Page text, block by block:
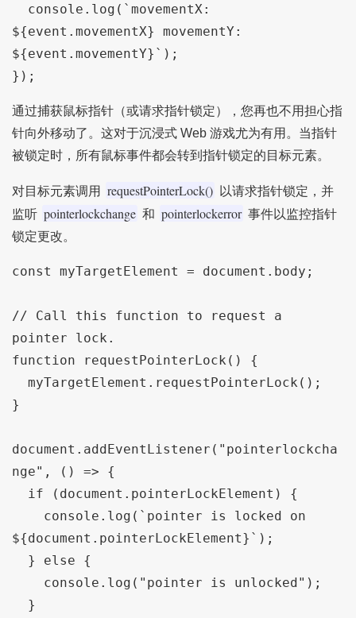
console . log (` movementX :
${event . movementX} movementY :
${event . movementY}`);
});
通过捕获鼠标指针（或请求指针锁定），您再也不用担心指
针向外移动了。这对于沉浸式 Web 游戏尤为有用。当指针
被锁定时，所有鼠标事件都会转到指针锁定的目标元素。
对目标元素调用 requestPointerLock()
以请求指针锁定，并
监听 pointerlockchange 和 pointerlockerror 事件以监控指针
锁定更改。
const myTargetElement = document . body ;
// Call this function to request a
pointer lock.
function requestPointerLock ()
{
myTargetElement . requestPointerLock ();
}
document . addEventListener ( "pointerlockcha
nge" , () =>
{
if
( document . pointerLockElement )
{
console . log (` pointer is locked on
${document . pointerLockElement}`);
}
else
{
console . log ( "pointer is unlocked" );
}